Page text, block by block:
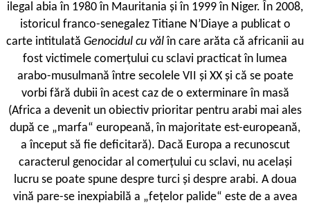
ilegal abia în 1980 în Mauritania și în 1999 în Niger. În 2008,
istoricul franco-senegalez Titiane N’Diaye a publicat o
carte intitulată Genocidul cu vălîn care arăta că africanii au
fost victimele comerțului cu sclavi practicat în lumea
arabo-musulmană între secolele VII și XX și că se poate
vorbi fără dubii în acest caz de o exterminare în masă
(Africa a devenit un obiectiv prioritar pentru arabi mai ales
după ce „marfa“ europeană, în majoritate est-europeană,
a început să fie deficitară). Dacă Europa a recunoscut
caracterul genocidar al comerțului cu sclavi, nu același
lucru se poate spune despre turci și despre arabi. A doua
vină pare-se inexpiabilă a „fețelor palide“ este de a avea